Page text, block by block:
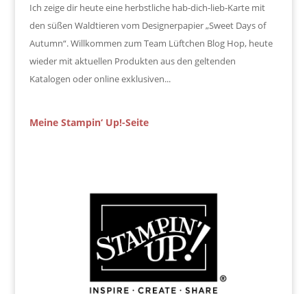
Ich zeige dir heute eine herbstliche hab-dich-lieb-Karte mit
den süßen Waldtieren vom Designerpapier „Sweet Days of
Autumn“. Willkommen zum Team Lüftchen Blog Hop, heute
wieder mit aktuellen Produkten aus den geltenden
Katalogen oder online exklusiven...
Meine Stampin‘ Up!-Seite